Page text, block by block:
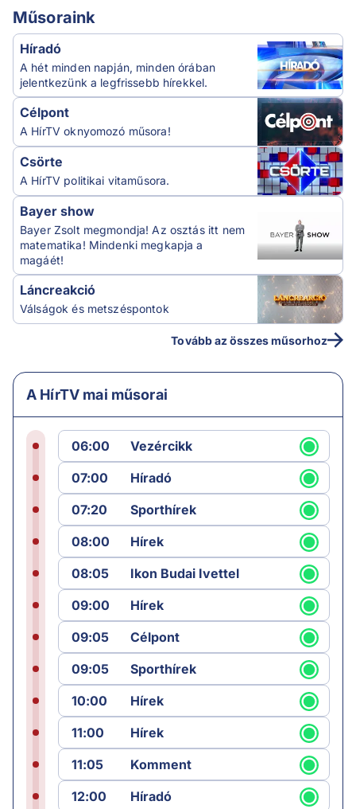
Műsoraink
Híradó
A hét minden napján, minden órában
jelentkezünk a legfrissebb hírekkel.
Célpont
A HírTV oknyomozó műsora!
Csörte
A HírTV politikai vitaműsora.
Bayer show
Bayer Zsolt megmondja! Az osztás itt nem
matematika! Mindenki megkapja a
magáét!
Láncreakció
Válságok és metszéspontok
Tovább az összes műsorhoz
A HírTV mai műsorai
06:00
Vezércikk
07:00
Híradó
07:20
Sporthírek
08:00
Hírek
08:05
Ikon Budai Ivettel
09:00
Hírek
09:05
Célpont
09:05
Sporthírek
10:00
Hírek
11:00
Hírek
11:05
Komment
12:00
Híradó